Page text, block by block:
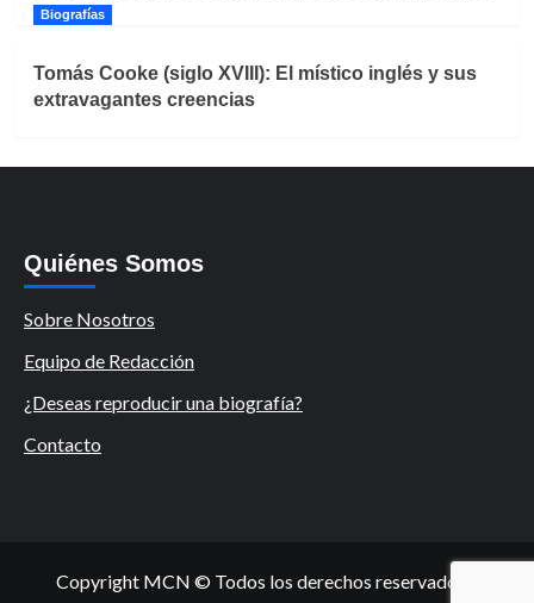
Biografías
Tomás Cooke (siglo XVIII): El místico inglés y sus
extravagantes creencias
Quiénes Somos
Sobre Nosotros
Equipo de Redacción
¿Deseas reproducir una biografía?
Contacto
Copyright MCN © Todos los derechos reservados.